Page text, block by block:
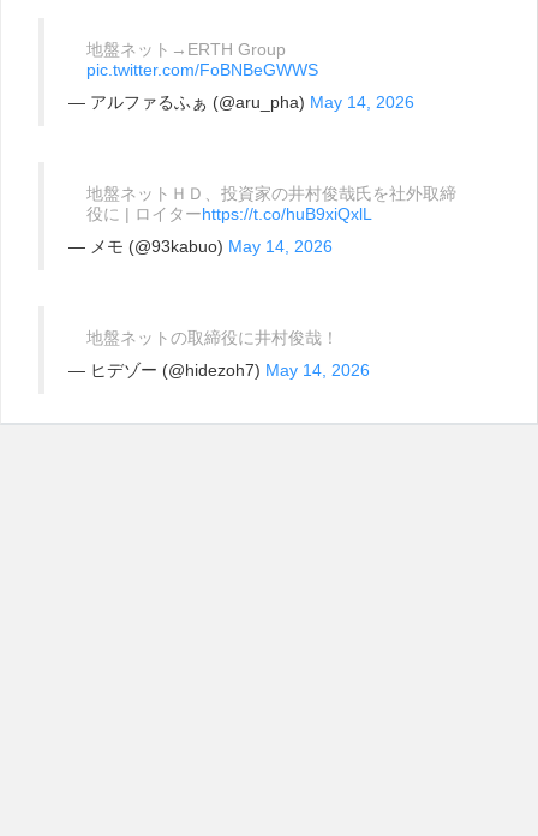
地盤ネット→ERTH Group
pic.twitter.com/FoBNBeGWWS
— アルファるふぁ (@aru_pha) May 14, 2026
地盤ネットＨＤ、投資家の井村俊哉氏を社外取締
役に | ロイターhttps://t.co/huB9xiQxlL
— メモ (@93kabuo) May 14, 2026
地盤ネットの取締役に井村俊哉！
— ヒデゾー (@hidezoh7) May 14, 2026